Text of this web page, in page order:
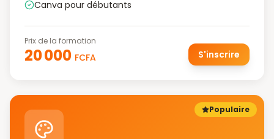
Canva pour débutants
Prix de la formation
20 000 FCFA S'inscrire
Populaire